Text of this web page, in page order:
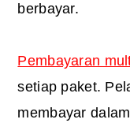
berbayar.
Pembayaran
setiap paket.
membayar